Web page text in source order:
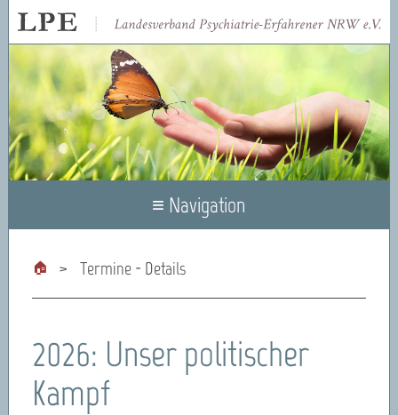
≡ Navigation
Termine - Details
2026: Unser politischer
Kampf